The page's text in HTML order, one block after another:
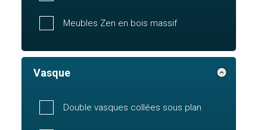
Meubles Zen en bois massif
Vasque
Double vasques collées sous plan